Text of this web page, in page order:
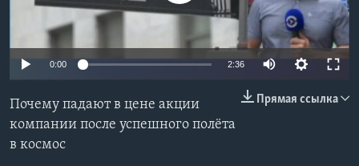
Learning English
СОЦИАЛЬНЫЕ СЕТИ
Языки
0:00 2:36
Прямая ссылка
Почему падают в цене акции
компании после успешного полёта
в космос